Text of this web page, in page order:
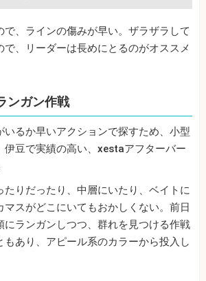
で、ラインの傷みが早い。ザラザラして
で、リーダーは長めにとるのがオススメ
ンガン作戦
いるか早いアクションで探すため、小型
伊豆で実績の高い、xestaアフターバー
たりだったり、中層にいたり、ベイトに
マスがどこにいてもおかしくない。前日
にランガンしつつ、群れを見つける作戦
もあり、アピール系のカラーから投入し